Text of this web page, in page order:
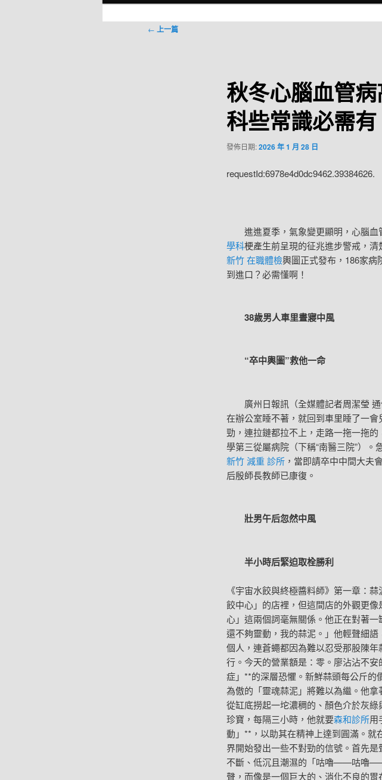
文
← 上一篇
秋冬心腦血管
科些常識必需有
發佈日期:2026 年 1 月 28 日
requestId:6978e4d0dc9462.39384626.
進進夏季，氣象變更顯明，心腦血
學科梗產生前呈現的征兆進步警戒，
新竹 在職體檢輿圖正式發布，186家病
到進口？必需懂啊！
38歲男人車里晝寢中風
“卒中輿圖”救他一命
廣州日報訊（全媒體記者周潔瑩 通
在辦公室睡不著，就回到車里睡了一
勁，連拉鏈都拉不上，走路一拖一拖
學第三從屬病院（下稱“南醫三院”）
新竹 減重 診所，當即請卒中中間大夫
后殷師長教師已康復。
壯男午后忽然中風
半小時后緊迫取栓勝利
《宇宙水餃與終極醬料師》第一章：
餃中心」的店裡，但這間店的外觀更
心」這兩個詞毫無關係。他正在對著
還不夠靈動，我的蒜泥。」他輕聲細
個人，連蒼蠅都因為難以忍受那股陳
行。今天的營業額是：零。廖沾沾不
症」**的深層恐懼。新鮮蒜頭每公斤的
為傲的「靈魂蒜泥」將難以為繼。他
從缸底撈起一坨濃稠的、顏色介於灰
珍寶，每隔三小時，他就要森和診所用
動」**，以助其在精神上達到圓滿。
界開始發出一些不對勁的信號。首先
不斷、低沉且潮濕的「咕嚕——咕嚕
聲，而像是一個巨大的、消化不良的